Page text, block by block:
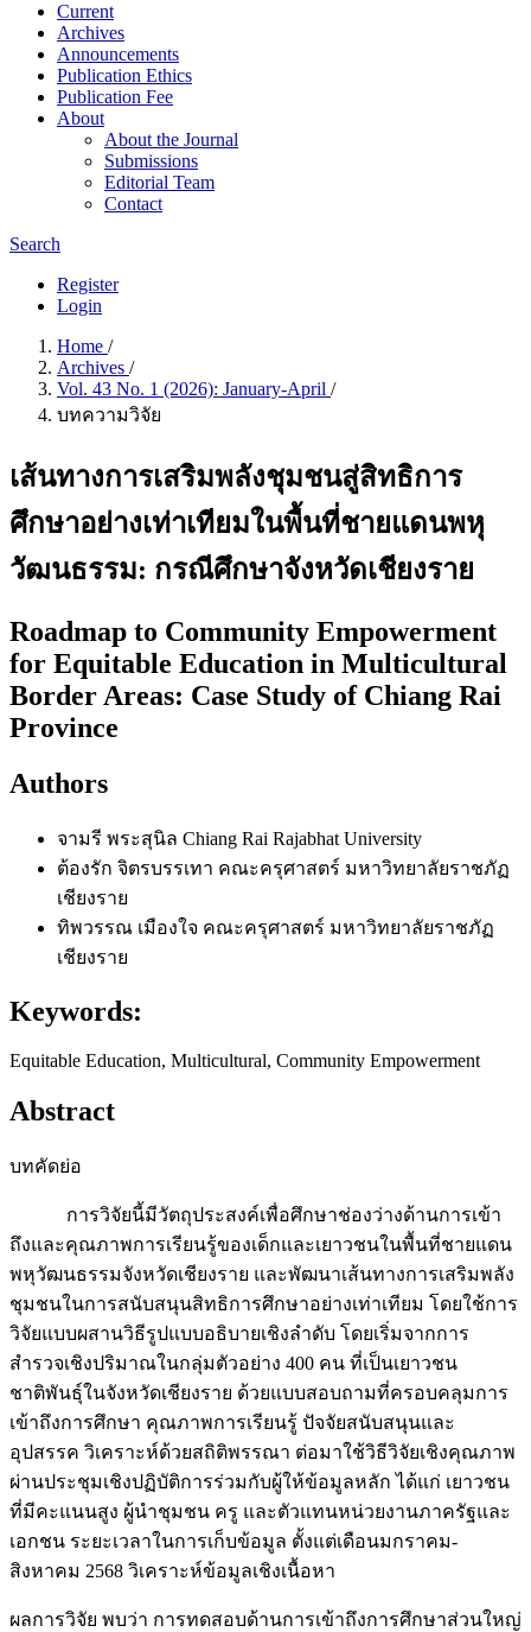
Current
Archives
Announcements
Publication Ethics
Publication Fee
About
About the Journal
Submissions
Editorial Team
Contact
Search
Register
Login
Home /
Archives /
Vol. 43 No. 1 (2026): January-April /
บทความวิจัย
เส้นทางการเสริมพลังชุมชนสู่สิทธิการ
ศึกษาอย่างเท่าเทียมในพื้นที่ชายแดนพหุ
วัฒนธรรม: กรณีศึกษาจังหวัดเชียงราย
Roadmap to Community Empowerment
for Equitable Education in Multicultural
Border Areas: Case Study of Chiang Rai
Province
Authors
จามรี พระสุนิล Chiang Rai Rajabhat University
ต้องรัก จิตรบรรเทา คณะครุศาสตร์ มหาวิทยาลัยราชภัฏ
เชียงราย
ทิพวรรณ เมืองใจ คณะครุศาสตร์ มหาวิทยาลัยราชภัฏ
เชียงราย
Keywords:
Equitable Education, Multicultural, Community Empowerment
Abstract
บทคัดย่อ
การวิจัยนี้มีวัตถุประสงค์เพื่อศึกษาช่องว่างด้านการเข้า
ถึงและคุณภาพการเรียนรู้ของเด็กและเยาวชนในพื้นที่ชายแดน
พหุวัฒนธรรมจังหวัดเชียงราย และพัฒนาเส้นทางการเสริมพลัง
ชุมชนในการสนับสนุนสิทธิการศึกษาอย่างเท่าเทียม โดยใช้การ
วิจัยแบบผสานวิธีรูปแบบอธิบายเชิงลำดับ โดยเริ่มจากการ
สำรวจเชิงปริมาณในกลุ่มตัวอย่าง 400 คน ที่เป็นเยาวชน
ชาติพันธุ์ในจังหวัดเชียงราย ด้วยแบบสอบถามที่ครอบคลุมการ
เข้าถึงการศึกษา คุณภาพการเรียนรู้ ปัจจัยสนับสนุนและ
อุปสรรค วิเคราะห์ด้วยสถิติพรรณา ต่อมาใช้วิธีวิจัยเชิงคุณภาพ
ผ่านประชุมเชิงปฏิบัติการร่วมกับผู้ให้ข้อมูลหลัก ได้แก่ เยาวชน
ที่มีคะแนนสูง ผู้นำชุมชน ครู และตัวแทนหน่วยงานภาครัฐและ
เอกชน ระยะเวลาในการเก็บข้อมูล ตั้งแต่เดือนมกราคม-
สิงหาคม 2568 วิเคราะห์ข้อมูลเชิงเนื้อหา
ผลการวิจัย พบว่า การทดสอบด้านการเข้าถึงการศึกษาส่วนใหญ่